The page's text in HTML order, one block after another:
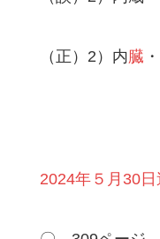
（正）2）内臓
2024年５月30日